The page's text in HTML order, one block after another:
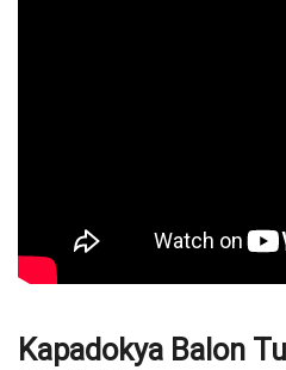
Kapadokya Balon